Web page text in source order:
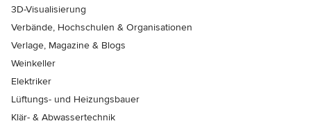
3D-Visualisierung
Verbände, Hochschulen & Organisationen
Verlage, Magazine & Blogs
Weinkeller
Elektriker
Lüftungs- und Heizungsbauer
Klär- & Abwassertechnik